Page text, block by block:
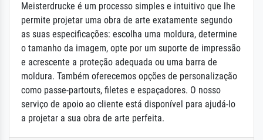
Meisterdrucke é um processo simples e intuitivo que lhe
permite projetar uma obra de arte exatamente segundo
as suas especificações: escolha uma moldura, determine
o tamanho da imagem, opte por um suporte de impressão
e acrescente a proteção adequada ou uma barra de
moldura. Também oferecemos opções de personalização
como passe-partouts, filetes e espaçadores. O nosso
serviço de apoio ao cliente está disponível para ajudá-lo
a projetar a sua obra de arte perfeita.